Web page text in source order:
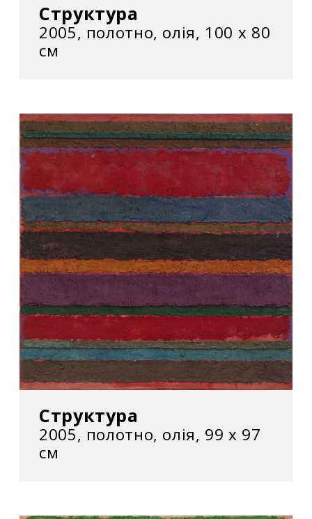
Структура
2005, полотно, олія, 100 х 80
см
Структура
2005, полотно, олія, 99 х 97
см